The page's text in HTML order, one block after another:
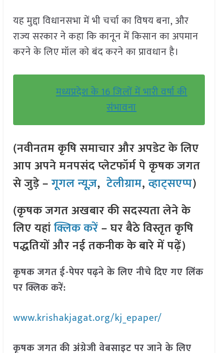
यह मुद्दा विधानसभा में भी चर्चा का विषय बना, और
राज्य सरकार ने कहा कि कानून में किसान का अपमान
करने के लिए मॉल को बंद करने का प्रावधान है।
मध्यप्रदेश के 16 जिलों में भारी वर्षा की
संभावना
(नवीनतम कृषि समाचार और अपडेट के लिए
आप अपने मनपसंद प्लेटफॉर्म पे कृषक जगत
से जुड़े –गूगल न्यूज़,टेलीग्राम,व्हाट्सएप्प)
(कृषक जगत अखबार की सदस्यता लेने के
लिए यहांक्लिक करें– घर बैठे विस्तृत कृषि
पद्धतियों और नई तकनीक के बारे में पढ़ें)
कृषक जगत ई-पेपर पढ़ने के लिए नीचे दिए गए लिंक
पर क्लिक करें:
www.krishakjagat.org/kj_epaper/
कृषक जगत की अंग्रेजी वेबसाइट पर जाने के लिए